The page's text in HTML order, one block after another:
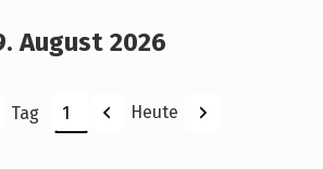
August 2026
Tag
Monat
Tag
Jahr
Zurück
Heute Weiter